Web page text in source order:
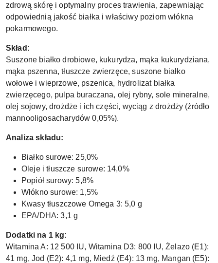
zdrową skórę i optymalny proces trawienia, zapewniając
odpowiednią jakość białka i właściwy poziom włókna
pokarmowego.
Skład:
Suszone białko drobiowe, kukurydza, mąka kukurydziana,
mąka pszenna, tłuszcze zwierzęce, suszone białko
wołowe i wieprzowe, pszenica, hydrolizat białka
zwierzęcego, pulpa buraczana, olej rybny, sole mineralne,
olej sojowy, drożdże i ich części, wyciąg z drożdży (źródło
mannooligosacharydów 0,05%).
Analiza składu:
Białko surowe: 25,0%
Oleje i tłuszcze surowe: 14,0%
Popiół surowy: 5,8%
Włókno surowe: 1,5%
Kwasy tłuszczowe Omega 3: 5,0 g
EPA/DHA: 3,1 g
Dodatki na 1 kg:
Witamina A: 12 500 IU, Witamina D3: 800 IU, Żelazo (E1):
41 mg, Jod (E2): 4,1 mg, Miedź (E4): 13 mg, Mangan (E5):